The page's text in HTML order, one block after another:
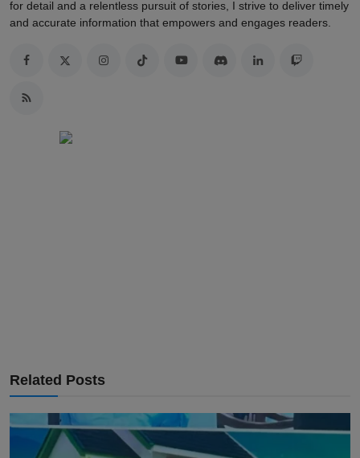
As a passionate news reporter, I am fueled by an insatiable
curiosity and an unwavering commitment to truth. With a keen eye
and accurate information that empowers and engages readers.
Related Posts